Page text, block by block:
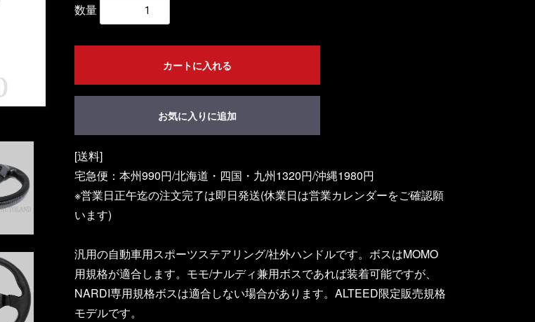
数量
カートに入れる
お気に入りに追加
[送料]
宅急便：本州990円/北海道・四国・九州1320円/沖縄1980円
※営業日正午迄の注文完了は即日発送(休業日は営業カレンダーをご確認願
います)
汎用の自動車用スポーツステアリング/社外ハンドルです。ボスはMOMO
用規格が適合します。モモ/ナルディ兼用ボスであれば装着可能ですが、
NARDI専用規格ボスは適合しない場合があります。ALTEED限定販売規格
モデルです。